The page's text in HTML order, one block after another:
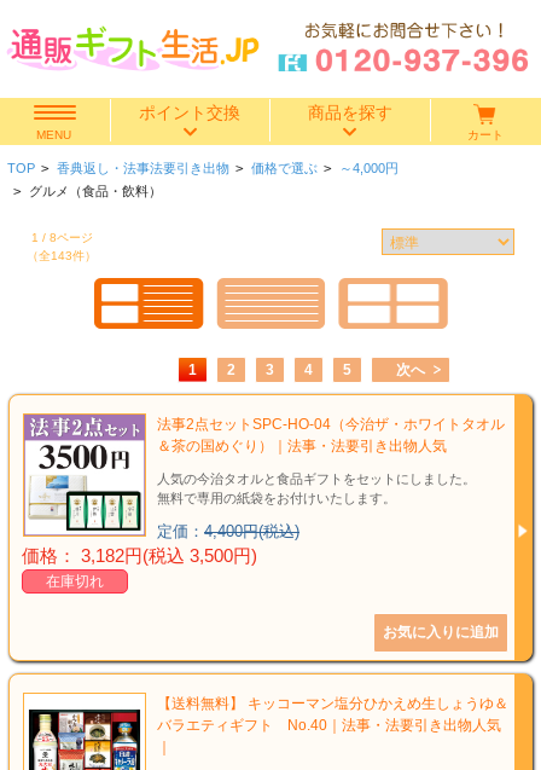
MENU
ポイント交換 商品を探す
快気祝い
香典返し
結婚引き出物
出産祝い
結婚祝い
初盆・新盆
お中元
カート
TOP > 香典返し・法事法要引き出物 > 価格で選ぶ > ～4,000円
> グルメ（食品・飲料）
1 / 8ページ
（全143件）
1 2 3 4 5 次へ
法事2点セットSPC-HO-04（今治ザ・ホワイトタオル
＆茶の国めぐり）｜法事・法要引き出物人気
人気の今治タオルと食品ギフトをセットにしました。
無料で専用の紙袋をお付けいたします。
定価： 4,400円(税込)
価格： 3,182円(税込 3,500円)
在庫切れ
【送料無料】 キッコーマン塩分ひかえめ生しょうゆ＆
バラエティギフト No.40｜法事・法要引き出物人気